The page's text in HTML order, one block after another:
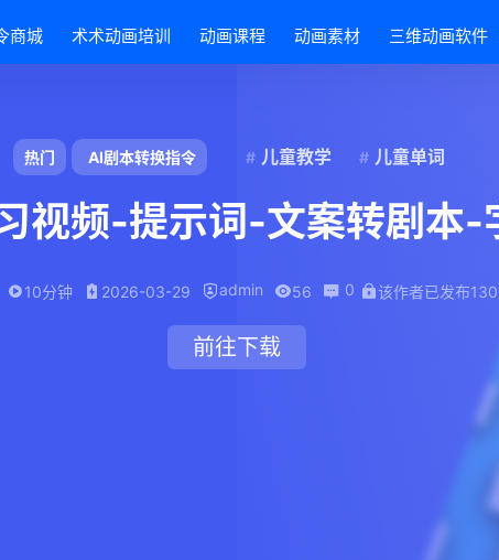
商城 术术动画培训 动画课程 动画素材 三维动画软件
热门 AI剧本转换指令 儿童教学 儿童单词
视频-提示词-文案转剧本-
10分钟 2026-03-29 admin 56 0 该作者已发布
前往下载